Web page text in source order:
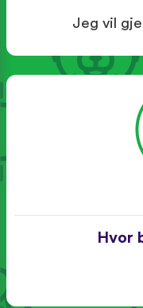
Jeg vil
Hvor